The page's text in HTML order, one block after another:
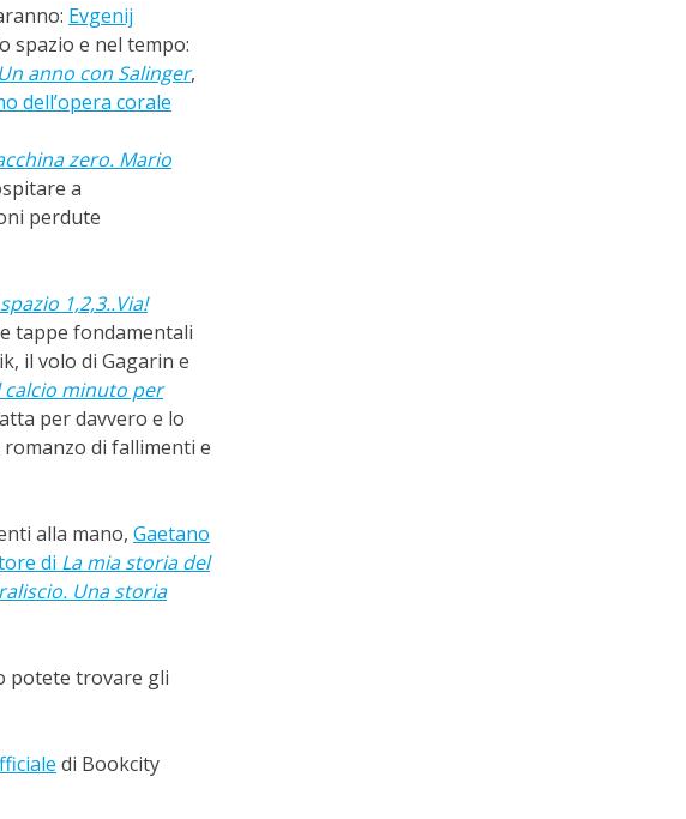
Evgenij
spazio e nel tempo:
Un anno con Salinger,
dell’opera corale
zero. Mario
a
perdute
1,2,3..Via!
tappe fondamentali
il volo di Gagarin e
minuto per
per davvero e lo
di fallimenti e
alla mano, Gaetano
di La mia storia del
Una storia
potete trovare gli
di Bookcity